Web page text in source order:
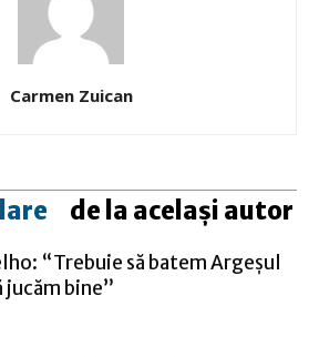
Carmen Zuican
de la același autor
“Trebuie să batem Argeşul
jucăm bine”